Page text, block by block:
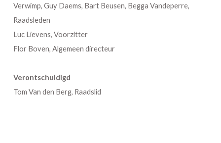
Verwimp, Guy Daems, Bart Beusen, Begga Vandeperre,
Raadsleden
Luc Lievens, Voorzitter
Flor Boven, Algemeen directeur
Verontschuldigd
Tom Van den Berg, Raadslid